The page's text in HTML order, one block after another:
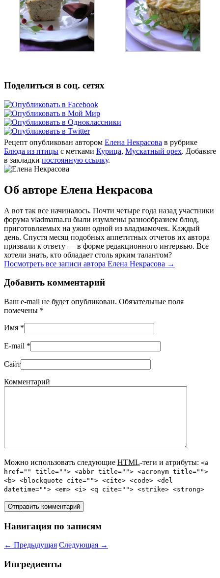
Поделиться в соц. сетях
Рецепт опубликован автором Елена Некрасова в рубрике
Блюда из птицы с метками Курица, Мускатный орех. Добавьте
в закладки постоянную ссылку.
Об авторе Елена Некрасова
А вот так все начиналось. Почти четыре года назад участники
форума vladmama.ru были изумлены разнообразием блюд,
приготовляемых на ужин одной из владмамочек. Каждый
день. Спустя месяц подобных аппетитных отчетов их автора
призвали к ответу — в форме редакционного интервью. Все
хотели знать, кто обладает столь ярким талантом?
Посмотреть все записи автора Елена Некрасова →
Добавить комментарий
Ваш e-mail не будет опубликован. Обязательные поля
помечены *
Имя *
E-mail *
Сайт
Комментарий
Можно использовать следующие HTML-теги и атрибуты: <a
href="" title=""> <abbr title=""> <acronym title="">
<b> <blockquote cite=""> <cite> <code> <del
datetime=""> <em> <i> <q cite=""> <strike> <strong>
Навигация по записям
← Предыдущая Следующая →
Ингредиенты